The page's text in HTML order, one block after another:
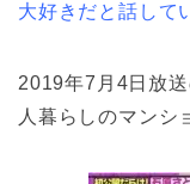
大好きだと話して
2019年7月4日放
人暮らしのマンシ